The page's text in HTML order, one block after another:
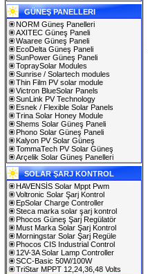
GÜNEŞ PANELLERI
NORM Güneş Panelleri
AXITEC Güneş Paneli
Waaree Güneş Paneli
EcoDelta Güneş Paneli
SunPower Güneş Paneli
TopraySolar Modules
Sunrise / Solartech modules
Thin Film PV solar module
Victron BlueSolar Panels
SunLink PV Technology
Esnek / Flexible Solar Panels
Trina Solar Honey Module
Shems Solar Güneş Paneli
Phono Solar Güneş Paneli
Kalyon PV Solar Güneş
TommaTech PV Solar Güneş
Arçelik Solar Güneş Panelleri
SOLAR ŞARJ KONTROL
HAVENSİS Solar Mppt Pwm
Voltronic Solar Şarj Kontrol
EpSolar Charge Controller
Steca marka solar şarj kontrol
Phocos Güneş Şarj Regülatör
Must Marka Solar Şarj Kontrol
Morningstar Solar Şarj Regüle
Phocos CIS Industrial Control
12V-3A Solar Lamp Controller
SCC-Basic 50W/100W
TriStar MPPT 12,24,36,48 Volts